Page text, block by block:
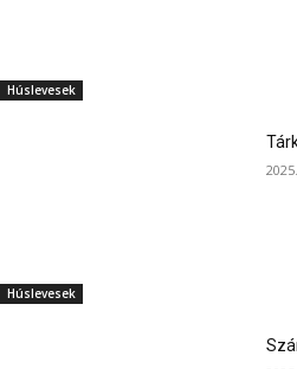
Húslevesek
Húslevesek